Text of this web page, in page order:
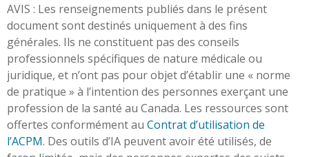
AVIS : Les renseignements publiés dans le présent
document sont destinés uniquement à des fins
générales. Ils ne constituent pas des conseils
professionnels spécifiques de nature médicale ou
juridique, et n’ont pas pour objet d’établir une « norme
de pratique » à l’intention des personnes exerçant une
profession de la santé au Canada. Les ressources sont
offertes conformément au Contrat d’utilisation de
l’ACPM. Des outils d’IA peuvent avoir été utilisés, de